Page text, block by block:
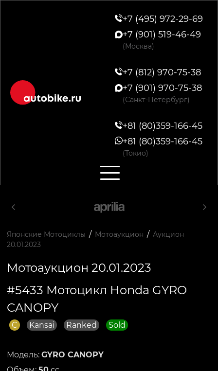
+7 (495) 972-29-69
+7 (901) 519-46-49
(Москва)
+7 (812) 970-75-38
+7 (901) 970-75-38
(Санкт-Петербург)
+81 (80)359-166-45
+81 (80)359-166-45
(Токио)
Японские Мотоциклы / Мотоаукцион / Аукцион
20.01.2023
Мотоаукцион 20.01.2023
#5433 Мотоцикл Honda GYRO
CANOPY
C Kansai Ranked Sold
Модель: GYRO CANOPY